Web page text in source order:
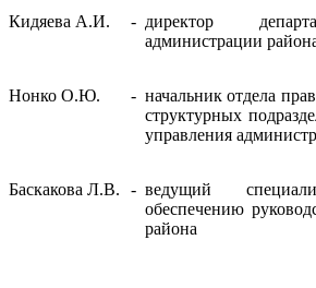
Кидяева А.И. - директор
администрации
Нонко О.Ю. - начальник отдела
структурных
управления
Баскакова Л.В. - ведущий
обеспечению
района